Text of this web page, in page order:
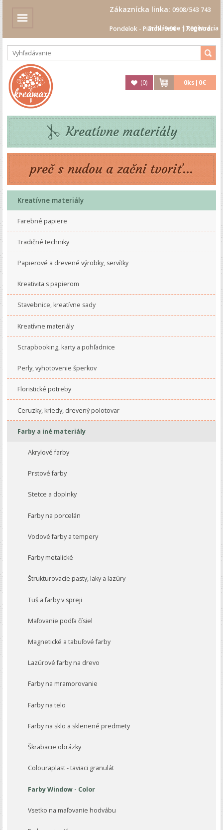
Zákaznícka linka: 0908/543 743
Pondelok - Piatok: 9.00 - 17.00 hod.
Prihlásenie|Registrácia
(0) 0ks| 0€
Kreatívne materiály
preč s nudou a začni tvoriť...
Kreatívne materiály
Farebné papiere
Tradičné techniky
Papierové a drevené výrobky, servítky
Kreativita s papierom
Stavebnice, kreatívne sady
Kreatívne materiály
Scrapbooking, karty a pohľadnice
Perly, vyhotovenie šperkov
Floristické potreby
Ceruzky, kriedy, drevený polotovar
Farby a iné materiály
Akrylové farby
Prstové farby
Stetce a doplnky
Farby na porcelán
Vodové farby a tempery
Farby metalické
Štrukturovacie pasty, laky a lazúry
Tuš a farby v spreji
Maľovanie podľa čísiel
Magnetické a tabuľové farby
Lazúrové farby na drevo
Farby na mramorovanie
Farby na telo
Farby na sklo a sklenené predmety
Škrabacie obrázky
Colouraplast - taviaci granulát
Farby Window - Color
Vsetko na maľovanie hodvábu